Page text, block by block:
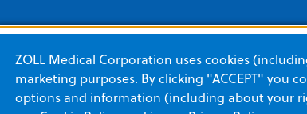
Liens rapides
À propos de ZOLL
Solutions pour
Gestion de la santé
cardiaque des patients
ZOLL Medical Corporation uses cookies
marketing purposes. By clicking "ACCEPT" you
options and information (including about your